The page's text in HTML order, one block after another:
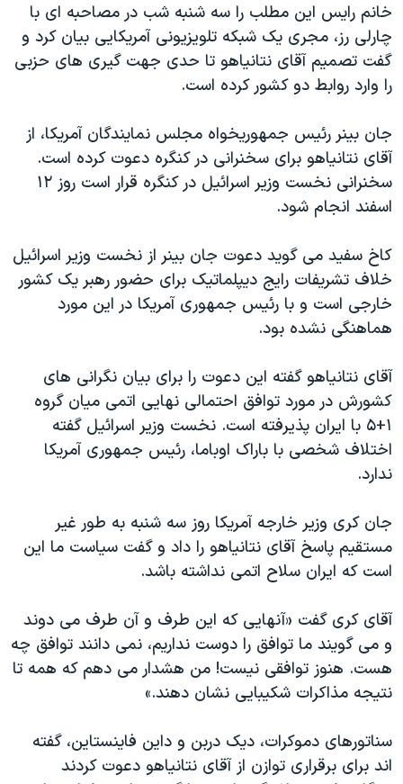
نرگس محمدی برنده جایزه نوبل صلح
همایش محافظه‌کاران آمریکا «سی‌پک»
صفحه‌های ویژه
خانم رایس این مطلب را سه شنبه شب در مصاحبه ای با
چارلی رز، مجری یک شبکه تلویزیونی آمریکایی بیان کرد و
گفت تصمیم آقای نتانیاهو تا حدی جهت گیری های حزبی
را وارد روابط دو کشور کرده است.
جان بینر رئیس جمهوریخواه مجلس نمایندگان آمریکا، از
آقای نتانیاهو برای سخنرانی در کنگره دعوت کرده است.
سخنرانی نخست وزیر اسرائیل در کنگره قرار است روز ۱۲
اسفند انجام شود.
کاخ سفید می گوید دعوت جان بینر از نخست وزیر اسرائیل
خلاف تشریفات رایج دیپلماتیک برای حضور رهبر یک کشور
خارجی است و با رئیس جمهوری آمریکا در این مورد
هماهنگی نشده بود.
آقای نتانیاهو گفته این دعوت را برای بیان نگرانی های
کشورش در مورد توافق احتمالی نهایی اتمی میان گروه
۱+۵ با ایران پذیرفته است. نخست وزیر اسرائیل گفته
اختلاف شخصی با باراک اوباما، رئیس جمهوری آمریکا
ندارد.
جان کری وزیر خارجه آمریکا روز سه شنبه به طور غیر
مستقیم پاسخ آقای نتانیاهو را داد و گفت سیاست ما این
است که ایران سلاح اتمی نداشته باشد.
آقای کری گفت «آنهایی که این طرف و آن طرف می دوند
و می گویند ما توافق را دوست نداریم، نمی دانند توافق چه
هست. هنوز توافقی نیست! من هشدار می دهم که همه تا
نتیجه مذاکرات شکیبایی نشان دهند.»
سناتورهای دموکرات، دیک دربن و داین فاینستاین، گفته
اند برای برقراری توازن از آقای نتانیاهو دعوت کردند